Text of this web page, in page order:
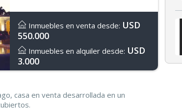
Inmuebles en venta desde: USD
550.000
Inmuebles en alquiler desde: USD
3.000
casa en venta desarrollada en un